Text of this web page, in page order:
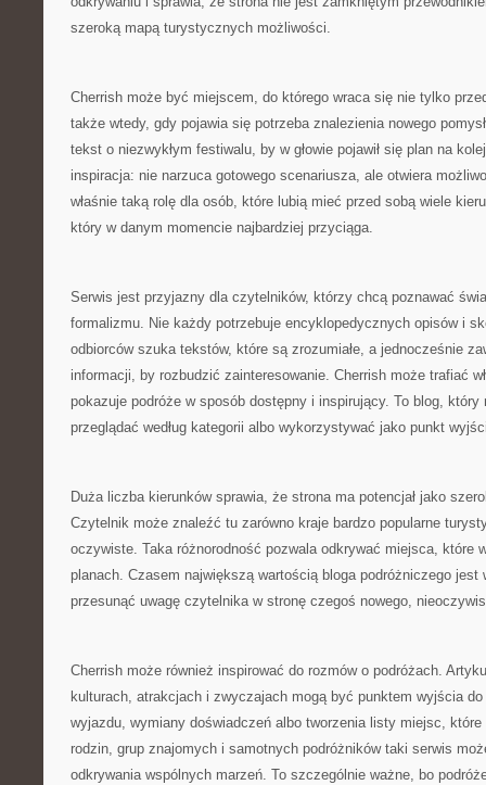
szeroką mapą turystycznych możliwości.
Cherrish może być miejscem, do którego wraca się nie tylko
także wtedy, gdy pojawia się potrzeba znalezienia nowego
tekst o niezwykłym festiwalu, by w głowie pojawił się plan na
inspiracja: nie narzuca gotowego scenariusza, ale otwiera
właśnie taką rolę dla osób, które lubią mieć przed sobą wiele
który w danym momencie najbardziej przyciąga.
Serwis jest przyjazny dla czytelników, którzy chcą poznawać
formalizmu. Nie każdy potrzebuje encyklopedycznych opisów i
odbiorców szuka tekstów, które są zrozumiałe, a jednocześnie
informacji, by rozbudzić zainteresowanie. Cherrish może trafiać
pokazuje podróże w sposób dostępny i inspirujący. To blog,
przeglądać według kategorii albo wykorzystywać jako punkt
Duża liczba kierunków sprawia, że strona ma potencjał jako
Czytelnik może znaleźć tu zarówno kraje bardzo popularne
oczywiste. Taka różnorodność pozwala odkrywać miejsca, które
planach. Czasem największą wartością bloga podróżniczego jest
przesunąć uwagę czytelnika w stronę czegoś nowego,
Cherrish może również inspirować do rozmów o podróżach.
kulturach, atrakcjach i zwyczajach mogą być punktem wyjścia do
wyjazdu, wymiany doświadczeń albo tworzenia listy miejsc,
rodzin, grup znajomych i samotnych podróżników taki serwis
odkrywania wspólnych marzeń. To szczególnie ważne, bo